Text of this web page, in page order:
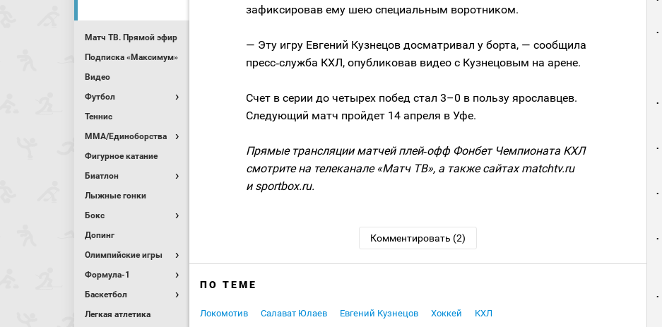
Матч ТВ. Прямой эфир
Подписка «Максимум»
Видео
Футбол
Теннис
MMA/Единоборства
Фигурное катание
Биатлон
Лыжные гонки
Бокс
Допинг
Олимпийские игры
Формула-1
Баскетбол
Легкая атлетика
зафиксировав ему шею специальным воротником.
— Эту игру Евгений Кузнецов досматривал у борта, — сообщила
пресс‑служба КХЛ, опубликовав видео с Кузнецовым на арене.
Счет в серии до четырех побед стал 3–0 в пользу ярославцев.
Следующий матч пройдет 14 апреля в Уфе.
Прямые трансляции матчей плей‑офф Фонбет Чемпионата КХЛ
смотрите на телеканале «Матч ТВ», а также сайтах matchtv.ru
и sportbox.ru.
Комментировать (2)
ПО ТЕМЕ
Локомотив Салават Юлаев Евгений Кузнецов Хоккей КХЛ